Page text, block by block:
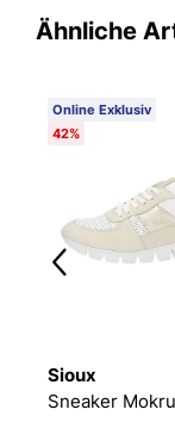
Ähnliche
Online Exklusiv
42%
Sioux